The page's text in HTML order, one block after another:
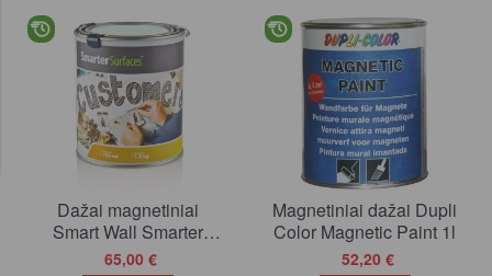
Dažai magnetiniai
Smart Wall Smarter
Surfaces, 3m2
65,00 €
Magnetiniai dažai Dupli
Color Magnetic Paint 1l
52,20 €